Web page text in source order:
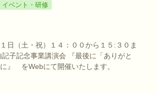
イベント・研修
日（土・祝）１４：００から１５:３０ま
子記念事業講演会 『最後に「ありがと
』 をWebにて開催いたします。